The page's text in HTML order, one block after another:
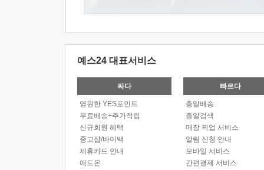
예스24 대표서비스
싸다
영원한 YES포인트
무료배송+추가적립
신규회원 혜택
중고샵/바이백
제휴카드 안내
애드온
빠르다
총알배송
총알검색
매장 픽업 서비스
알림 신청 안내
모바일 서비스
간편결제 서비스